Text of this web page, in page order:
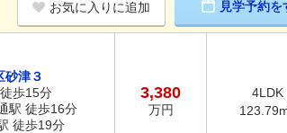
お気に入りに追加 見学予約を
砂津３
歩15分
駅 徒歩16分
徒歩19分
3,380
万円
4LDK